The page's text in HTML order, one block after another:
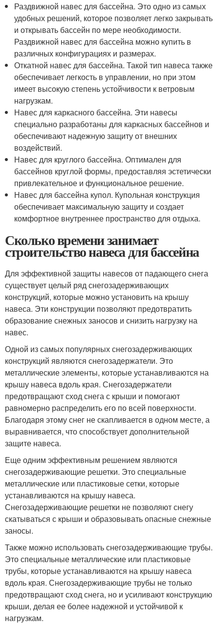
Раздвижной навес для бассейна. Это одно из самых
удобных решений, которое позволяет легко закрывать
и открывать бассейн по мере необходимости.
Раздвижной навес для бассейна можно купить в
различных конфигурациях и размерах.
Откатной навес для бассейна. Такой тип навеса также
обеспечивает легкость в управлении, но при этом
имеет высокую степень устойчивости к ветровым
нагрузкам.
Навес для каркасного бассейна. Эти навесы
специально разработаны для каркасных бассейнов и
обеспечивают надежную защиту от внешних
воздействий.
Навес для круглого бассейна. Оптимален для
бассейнов круглой формы, предоставляя эстетически
привлекательное и функциональное решение.
Навес для бассейна купол. Купольная конструкция
обеспечивает максимальную защиту и создает
комфортное внутреннее пространство для отдыха.
Сколько времени занимает
строительство навеса для бассейна
Для эффективной защиты навесов от падающего снега
существует целый ряд снегозадерживающих
конструкций, которые можно установить на крышу
навеса. Эти конструкции позволяют предотвратить
образование снежных заносов и снизить нагрузку на
навес.
Одной из самых популярных снегозадерживающих
конструкций являются снегозадержатели. Это
металлические элементы, которые устанавливаются на
крышу навеса вдоль края. Снегозадержатели
предотвращают сход снега с крыши и помогают
равномерно распределить его по всей поверхности.
Благодаря этому снег не скапливается в одном месте, а
выравнивается, что способствует дополнительной
защите навеса.
Еще одним эффективным решением являются
снегозадерживающие решетки. Это специальные
металлические или пластиковые сетки, которые
устанавливаются на крышу навеса.
Снегозадерживающие решетки не позволяют снегу
скатываться с крыши и образовывать опасные снежные
заносы.
Также можно использовать снегозадерживающие трубы.
Это специальные металлические или пластиковые
трубы, которые устанавливаются на крышу навеса
вдоль края. Снегозадерживающие трубы не только
предотвращают сход снега, но и усиливают конструкцию
крыши, делая ее более надежной и устойчивой к
нагрузкам.